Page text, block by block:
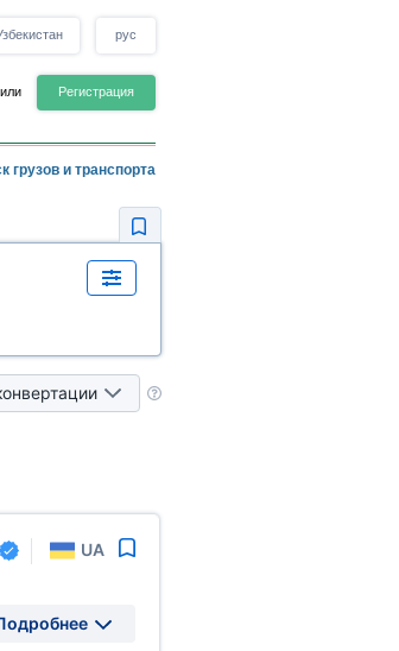
рус
или Регистрация
грузов и транспорта
UA